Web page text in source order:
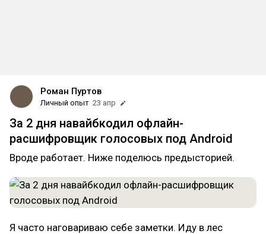
Роман Пуртов
Личный опыт 23 апр
За 2 дня навайбкодил офлайн-
расшифровщик голосовых под Android
Вроде работает. Ниже поделюсь предысторией.
Я часто наговариваю себе заметки. Иду в лес